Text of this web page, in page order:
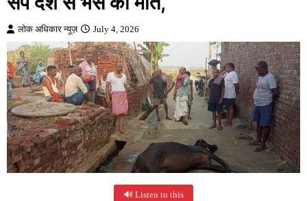
लोक अधिकार न्यूज़ July 4, 2026
🔊 Listen to this